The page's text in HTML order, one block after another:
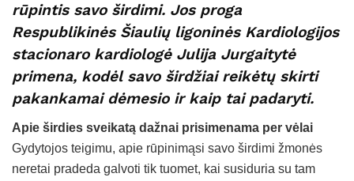
rūpintis savo širdimi. Jos proga
Respublikinės Šiaulių ligoninės Kardiologijos
stacionaro kardiologė Julija Jurgaitytė
primena, kodėl savo širdžiai reikėtų skirti
pakankamai dėmesio ir kaip tai padaryti.
Apie širdies sveikatą dažnai prisimenama per vėlai
Gydytojos teigimu, apie rūpinimąsi savo širdimi žmonės
neretai pradeda galvoti tik tuomet, kai susiduria su tam